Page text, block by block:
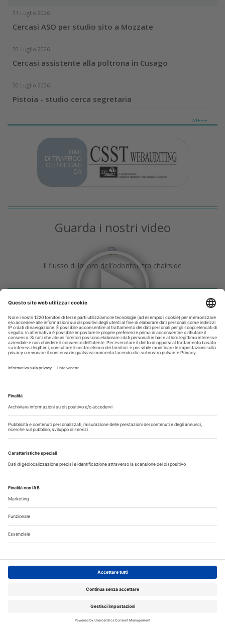
31 Luglio 2026
Cercasi ASO per studio sito a Mozzate
30 Luglio 2026
Cercasi assistente alla poltrona in Cusago
30 Luglio 2026
Pistoia - studio cerca segretaria
Altro...
Guarda i nostri video
Il flusso di lavoro dell’odontoiatra chairside
Odontoiatria33
Copyright © 2026 - All Rights Reserved
Autori
Contattaci
Note legali
Cerca nel sito